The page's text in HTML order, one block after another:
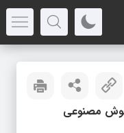
مصنوعی